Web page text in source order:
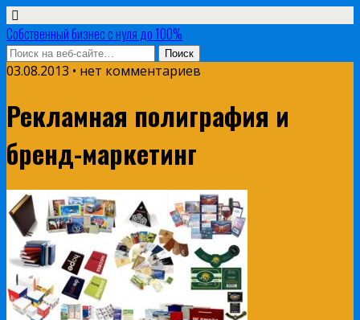
Собственный бизнес с нуля до 100%
03.08.2013 • нет комментариев
Рекламная полиграфия и
бренд-маркетинг